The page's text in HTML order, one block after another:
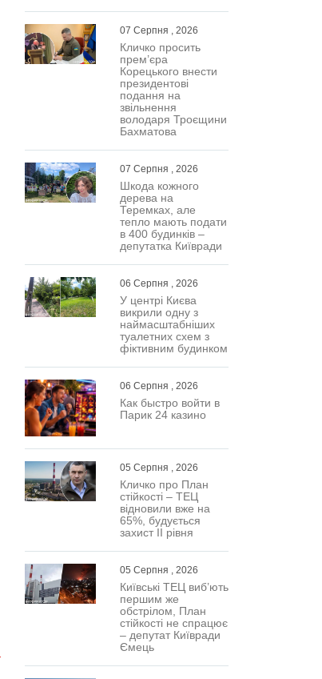
07 Серпня , 2026
Кличко просить
прем’єра
Корецького внести
президентові
подання на
звільнення
володаря Троєщини
Бахматова
07 Серпня , 2026
Шкода кожного
дерева на
Теремках, але
тепло мають подати
в 400 будинків –
депутатка Київради
06 Серпня , 2026
У центрі Києва
викрили одну з
наймасштабніших
туалетних схем з
фіктивним будинком
06 Серпня , 2026
Как быстро войти в
Парик 24 казино
05 Серпня , 2026
Кличко про План
стійкості – ТЕЦ
відновили вже на
65%, будується
захист ІІ рівня
05 Серпня , 2026
Київські ТЕЦ виб’ють
першим же
обстрілом, План
стійкості не спрацює
– депутат Київради
Ємець